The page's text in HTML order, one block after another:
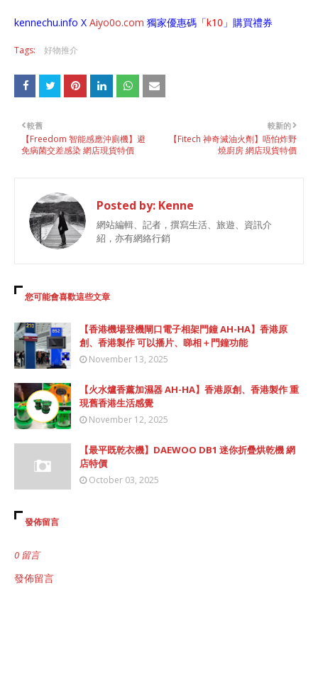
kennechu.info X Aiyo0o.com 獨家優惠碼「k10 」購買禮券
Tags: 好物推介
較新的
【Fitech 神奇滅油火劑】唔怕炸野
燒廚房 網店現貨特價
較舊
【Freedom 智能感應沖廁機】避
免病菌交差感染 網店現貨特價
Posted by: Kenne
網站編輯、記者，撰寫生活、旅遊、資訊介
紹，亦有網絡行銷
您可能會喜歡這些文章
【香港機場登機閘口電子相架門鐘 AH-HA】香港原
創、香港製作 可以播片、睇相＋門鐘功能
November 13, 2025
【火水爐香薰加濕器 AH-HA】香港原創、香港製作 重
現舊香港生活感覺
November 12, 2025
【最平既乾衣機】DAEWOO DB1 迷你折疊烘乾機 網
店特價
October 03, 2025
發佈留言
0 留言
發佈留言